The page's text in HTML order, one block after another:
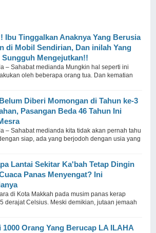
Ibu Tinggalkan Anaknya Yang Berusia
di Mobil Sendirian, Dan inilah Yang
Sungguh Mengejutkan!!
– Sahabat medianda Mungkin hal seperti ini
oleh beberapa orang tua. Dan kematian
Diberi Momongan di Tahun ke-3
Pasangan Beda 46 Tahun Ini
– Sahabat medianda kita tidak akan pernah tahu
siap, ada yang berjodoh dengan usia yang
Lantai Sekitar Ka'bah Tetap Dingin
Panas Menyengat? Ini
di Kota Makkah pada musim panas kerap
derajat Celsius. Meski demikian, jutaan jemaah
1000 Orang Yang Berucap LA ILAHA